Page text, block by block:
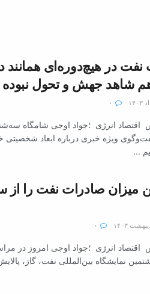
در هیچ‌دوره‌ای همانند
شاهد جهش و تحول
اقتصاد انرژی ؛جواد اوجی شامگاه
ویژه خبری درباره ابعاد شخصیتی
...
اقتصاد انرژی ؛جواد اوجی امروز در
نمایشگاه بین‌المللی نفت، گاز،